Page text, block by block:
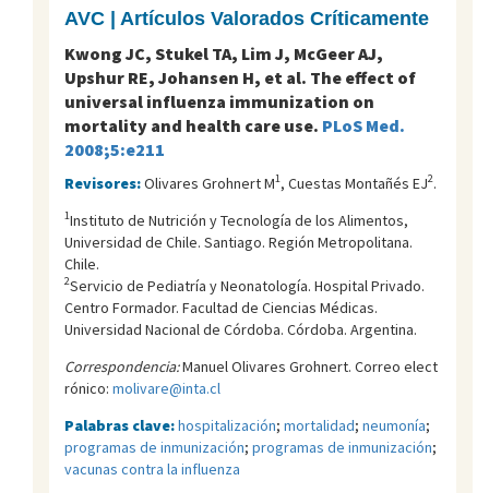
AVC | Artículos Valorados Críticamente
Kwong JC, Stukel TA, Lim J, McGeer AJ,
Upshur RE, Johansen H, et al. The effect of
universal influenza immunization on
mortality and health care use. PLoS Med.
2008;5:e211
Revisores:Olivares Grohnert M1, Cuestas Montañés EJ2.
1Instituto de Nutrición y Tecnología de los Alimentos,
Universidad de Chile. Santiago. Región Metropolitana.
Chile.
2Servicio de Pediatría y Neonatología. Hospital Privado.
Centro Formador. Facultad de Ciencias Médicas.
Universidad Nacional de Córdoba. Córdoba. Argentina.
Correspondencia:Manuel Olivares Grohnert. Correo elect
rónico: molivare@inta.cl
Palabras clave:hospitalización; mortalidad; neumonía;
programas de inmunización; programas de inmunización;
vacunas contra la influenza